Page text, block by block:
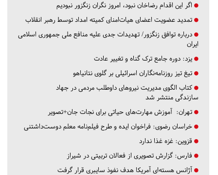
اگر این اقدام رضاخان نبود، امروز نگران زنگزور نبودیم
تمدید عضویت اعضای هیات‌امنای کمیته امداد توسط رهبر انقلاب
درباره توافق زنگزور/ تهدیدات جدی علیه منافع ملی جمهوری اسلامی
ایران
یزد: دوره جامع ترک گناه و تغییر عادت
تیغ تیز روزنامه‌نگاران اسرائیلی بر گلوی نتانیاهو
کتاب الگوی مدیریت نیروهای داوطلب مردمی در جهاد
سازندگی منتشر شد
تهران: آموزش مهارت‌های حیاتی برای نجات جان+تصویر
خراسان رضوی: فراخوان ایده و طرح فیلم‌نامه معلم دوست‌داشتنی
قزوین: غزه غذا ندارد
فارس: گزارش تصویری از فعالان تربیتی در شیراز
آژانس هسته‌ای آمریکا هدف نفوذ سایبری قرار گرفت